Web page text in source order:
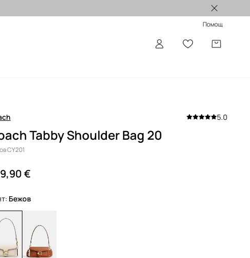
Помощ
5.0
Tabby Shoulder Bag 20
CY201
€
бежов